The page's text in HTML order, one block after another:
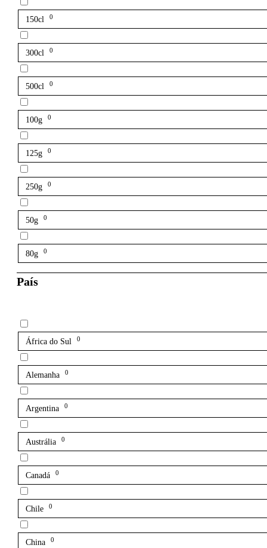
150cl 0
300cl 0
500cl 0
100g 0
125g 0
250g 0
50g 0
80g 0
País
África do Sul 0
Alemanha 0
Argentina 0
Austrália 0
Canadá 0
Chile 0
China 0